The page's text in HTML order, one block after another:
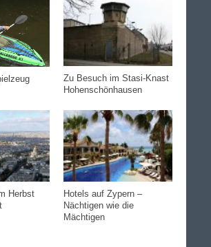
Zu Besuch im Stasi-Knast
Hohenschönhausen
Herbst
Hotels auf Zypern –
Nächtigen wie die
Mächtigen